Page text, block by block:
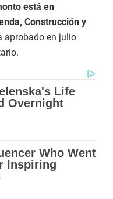
está en
Construcción y
aprobado en julio